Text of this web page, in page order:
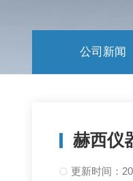
公司新闻
赫西仪
更新时间：